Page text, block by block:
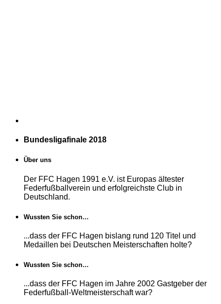
Bundesligafinale 2018
Über uns
Der FFC Hagen 1991 e.V. ist Europas ältester
Federfußballverein und erfolgreichste Club in
Deutschland.
Wussten Sie schon…
...dass der FFC Hagen bislang rund 120 Titel und
Medaillen bei Deutschen Meisterschaften holte?
Wussten Sie schon…
...dass der FFC Hagen im Jahre 2002 Gastgeber der
Federfußball-Weltmeisterschaft war?